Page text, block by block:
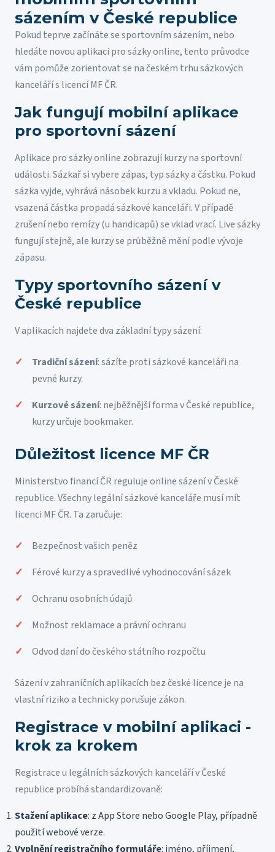
sázením v České republice
Pokud teprve začínáte se sportovním sázením, nebo
hledáte novou aplikaci pro sázky online, tento průvodce
vám pomůže zorientovat se na českém trhu sázkových
kanceláří s licencí MF ČR.
Jak fungují mobilní aplikace
pro sportovní sázení
Aplikace pro sázky online zobrazují kurzy na sportovní
události. Sázkař si vybere zápas, typ sázky a částku. Pokud
sázka vyjde, vyhrává násobek kurzu a vkladu. Pokud ne,
vsazená částka propadá sázkové kanceláři. V případě
zrušení nebo remízy (u handicapů) se vklad vrací. Live sázky
fungují stejně, ale kurzy se průběžně mění podle vývoje
zápasu.
Typy sportovního sázení v
České republice
V aplikacích najdete dva základní typy sázení:
Tradiční sázení: sázíte proti sázkové kanceláři na
pevné kurzy.
Kurzové sázení: nejběžnější forma v České republice,
kurzy určuje bookmaker.
Důležitost licence MF ČR
Ministerstvo financí ČR reguluje online sázení v České
republice. Všechny legální sázkové kanceláře musí mít
licenci MF ČR. Ta zaručuje:
Bezpečnost vašich peněz
Férové kurzy a spravedlivé vyhodnocování sázek
Ochranu osobních údajů
Možnost reklamace a právní ochranu
Odvod daní do českého státního rozpočtu
Sázení v zahraničních aplikacích bez české licence je na
vlastní riziko a technicky porušuje zákon.
Registrace v mobilní aplikaci -
krok za krokem
Registrace u legálních sázkových kanceláří v České
republice probíhá standardizovaně:
Stažení aplikace: z App Store nebo Google Play, případně
použití webové verze.
Vyplnění registračního formuláře: jméno, příjmení,